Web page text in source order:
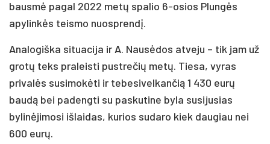
bausmė pagal 2022 metų spalio 6-osios Plungės
apylinkės teismo nuosprendį.
Analogiška situacija ir A. Nausėdos atveju – tik jam už
grotų teks praleisti pustrečių metų. Tiesa, vyras
privalės susimokėti ir tebesivelkančią 1 430 eurų
baudą bei padengti su paskutine byla susijusias
bylinėjimosi išlaidas, kurios sudaro kiek daugiau nei
600 eurų.